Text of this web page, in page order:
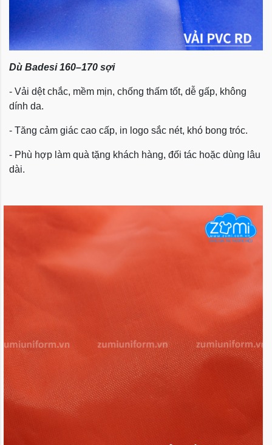
Dù Badesi 160–170 sợi
- Vải dệt chắc, mềm mịn, chống thấm tốt, dễ gấp, không
dính da.
- Tăng cảm giác cao cấp, in logo sắc nét, khó bong tróc.
- Phù hợp làm quà tặng khách hàng, đối tác hoặc dùng lâu
dài.